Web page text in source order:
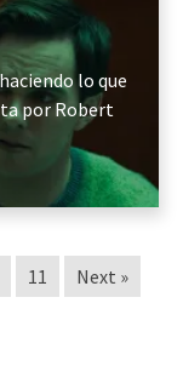
lo que
por Robert
11 Next »